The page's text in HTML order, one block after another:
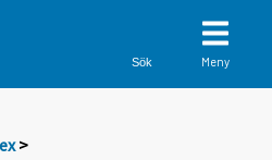
Sök Meny
>